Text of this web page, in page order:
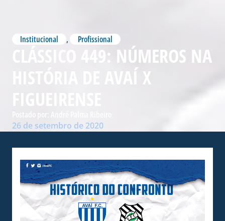
Institucional , Profissional
CLÁSSICO 449: NÚMEROS NA
HISTÓRIA DE AVAÍ X
26 de setembro de 2020